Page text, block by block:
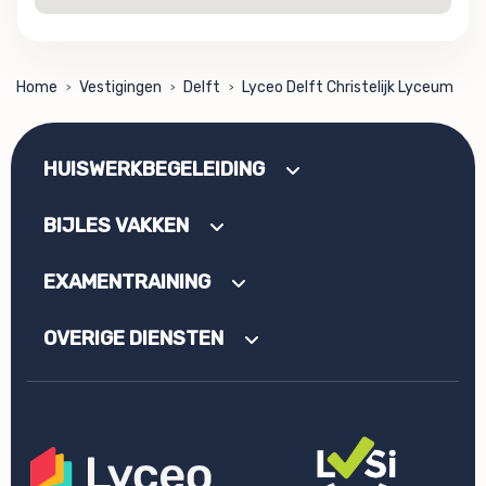
Home > Vestigingen > Delft > Lyceo Delft Christelijk Lyceum
HUISWERKBEGELEIDING
BIJLES VAKKEN
EXAMENTRAINING
OVERIGE DIENSTEN